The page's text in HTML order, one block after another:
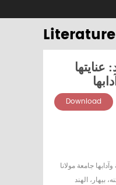
Literature
عنايتها
Download
جامعة مولانا
بيهار، الهند